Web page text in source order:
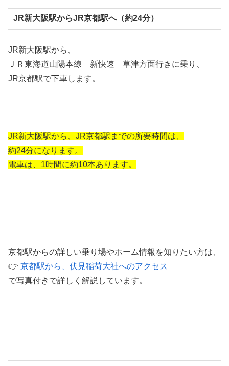
JR新大阪駅からJR京都駅へ（約24分）
JR新大阪駅から、
ＪＲ東海道山陽本線 新快速 草津方面行きに乗り、
JR京都駅で下車します。
JR新大阪駅から、JR京都駅までの所要時間は、
約24分になります。
電車は、1時間に約10本あります。
京都駅からの詳しい乗り場やホーム情報を知りたい方は、
👉 京都駅から、伏見稲荷大社へのアクセス
で写真付きで詳しく解説しています。